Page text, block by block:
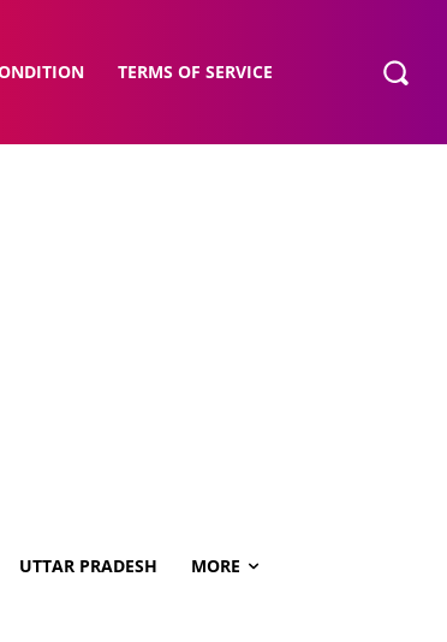
TERMS OF SERVICE
UTTAR PRADESH MORE